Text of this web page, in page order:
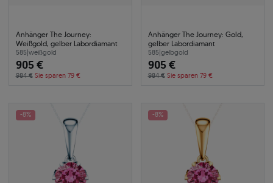
Anhänger The Journey:
Weißgold, gelber Labordiamant
585|weißgold
905 €
984 € Sie sparen 79 €
Anhänger The Journey: Gold,
gelber Labordiamant
585|gelbgold
905 €
984 € Sie sparen 79 €
-8% -8%